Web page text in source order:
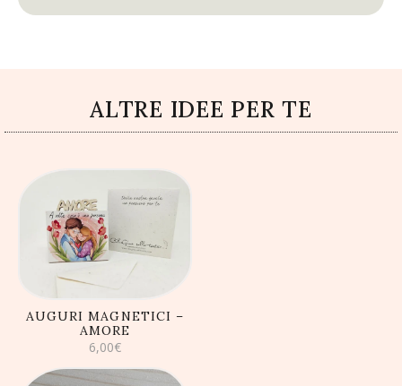
ALTRE IDEE PER TE
AGGIUNGI AL
CARRELLO
AUGURI MAGNETICI –
AMORE
6,00€